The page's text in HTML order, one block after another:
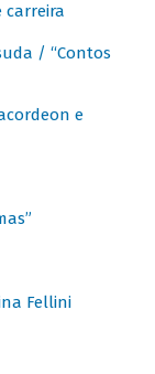
carreira
/ “Contos
e
Fellini